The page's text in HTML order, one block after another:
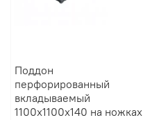
Поддон
перфорированный
вкладываемый
1100х1100х140 на ножках